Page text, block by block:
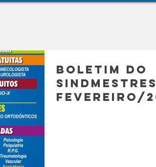
Boletim do
Sindmestres
Fevereiro/